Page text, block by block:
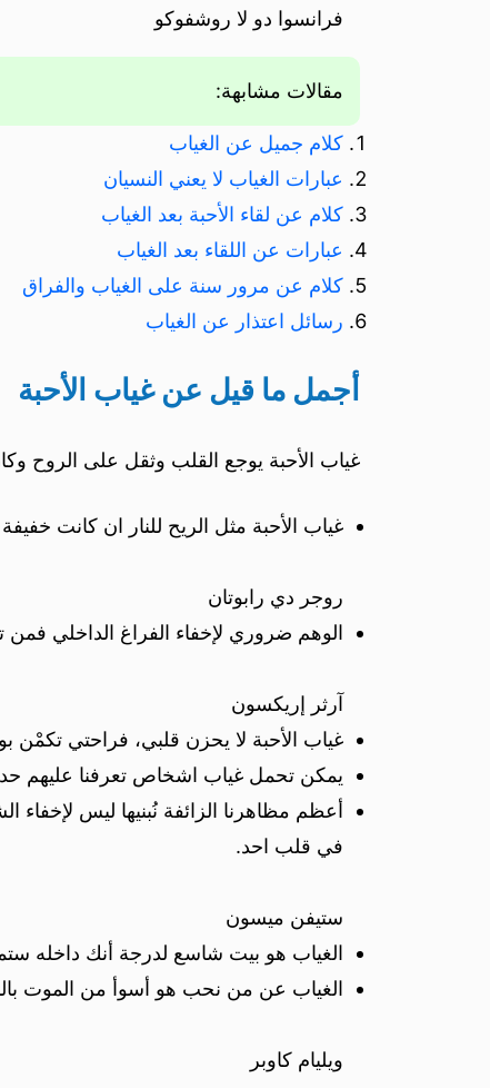
فرانسوا دو لا روشفوكو
مقالات مشابهة:
كلام جميل عن الغياب
عبارات الغياب لا يعني النسيان
كلام عن لقاء الأحبة بعد الغياب
عبارات عن اللقاء بعد الغياب
كلام عن مرور سنة على الغياب والفراق
رسائل اعتذار عن الغياب
أجمل ما قيل عن غياب الأحبة
غياب الأحبة يوجع القلب وثقل على الروح
غياب الأحبة مثل الريح للنار ان كانت
روجر دي رابوتان
الوهم ضروري لإخفاء الفراغ الداخلي
آرثر إريكسون
غياب الأحبة لا يحزن قلبي، فراحتي
يمكن تحمل غياب اشخاص تعرفنا عليهم
أعظم مظاهرنا الزائفة نُبنيها ليس لإخفاء
في قلب احد.
ستيفن ميسون
الغياب هو بيت شاسع لدرجة أنك داخله
الغياب عن من نحب هو أسوأ من الموت
ويليام كاوبر